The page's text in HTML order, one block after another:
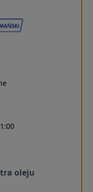
oleju